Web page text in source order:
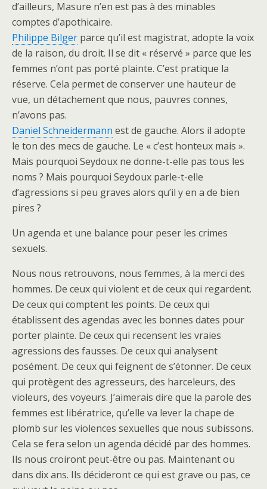
d’ailleurs, Masure n’en est pas à des minables
comptes d’apothicaire.
Philippe Bilger parce qu’il est magistrat, adopte la voix
de la raison, du droit. Il se dit « réservé » parce que les
femmes n’ont pas porté plainte. C’est pratique la
réserve. Cela permet de conserver une hauteur de
vue, un détachement que nous, pauvres connes,
n’avons pas.
Daniel Schneidermann est de gauche. Alors il adopte
le ton des mecs de gauche. Le « c’est honteux mais ».
Mais pourquoi Seydoux ne donne-t-elle pas tous les
noms ? Mais pourquoi Seydoux parle-t-elle
d’agressions si peu graves alors qu’il y en a de bien
pires ?
Un agenda et une balance pour peser les crimes
sexuels.
Nous nous retrouvons, nous femmes, à la merci des
hommes. De ceux qui violent et de ceux qui regardent.
De ceux qui comptent les points. De ceux qui
établissent des agendas avec les bonnes dates pour
porter plainte. De ceux qui recensent les vraies
agressions des fausses. De ceux qui analysent
posément. De ceux qui feignent de s’étonner. De ceux
qui protègent des agresseurs, des harceleurs, des
violeurs, des voyeurs. J’aimerais dire que la parole des
femmes est libératrice, qu’elle va lever la chape de
plomb sur les violences sexuelles que nous subissons.
Cela se fera selon un agenda décidé par des hommes.
Ils nous croiront peut-être ou pas. Maintenant ou
dans dix ans. Ils décideront ce qui est grave ou pas, ce